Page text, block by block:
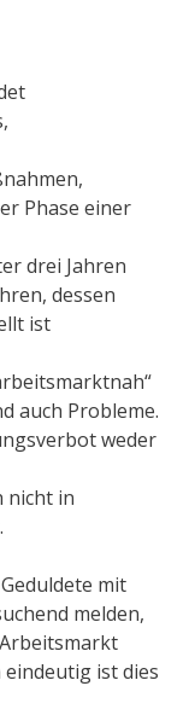
Phase einer
drei Jahren
dessen
ist
auch Probleme.
weder
nicht in
mit
melden,
ist dies